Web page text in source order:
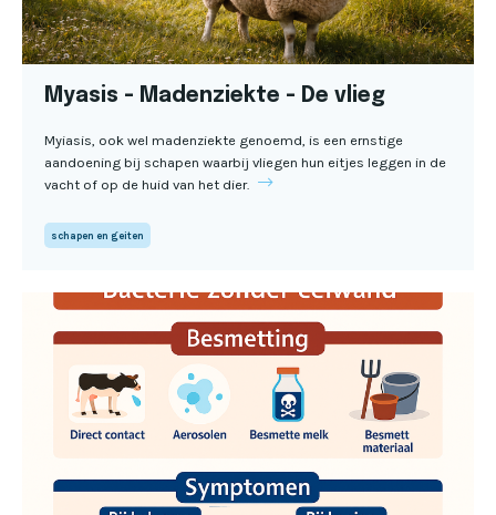
Myasis - Madenziekte - De vlieg
Myiasis, ook wel madenziekte genoemd, is een ernstige
aandoening bij schapen waarbij vliegen hun eitjes leggen in de
vacht of op de huid van het dier.
schapen en geiten